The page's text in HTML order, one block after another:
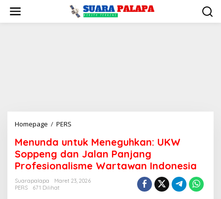
konten
Homepage / PERS
Meneguhkan:
UKW
Soppeng
Jalan
Menunda untuk Meneguhkan: UKW
Soppeng dan Jalan Panjang
Profesionalisme Wartawan Indonesia
Suarapalapa
Maret 23, 2026
PERS
671 Dilihat